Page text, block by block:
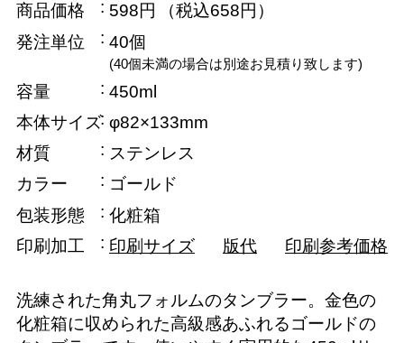
商品価格
598円
（税込658円）
発注単位
40個
(40個未満の場合は別途お見積り致します)
容量
450ml
本体サイズ φ82×133mm
材質
ステンレス
カラー
ゴールド
包装形態
化粧箱
印刷加工
印刷サイズ 版代 印刷参考価格
洗練された角丸フォルムのタンブラー。金色の
化粧箱に収められた高級感あふれるゴールドの